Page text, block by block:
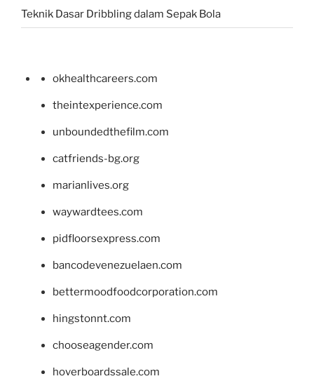
Teknik Dasar Dribbling dalam Sepak Bola
okhealthcareers.com
theintexperience.com
unboundedthefilm.com
catfriends-bg.org
marianlives.org
waywardtees.com
pidfloorsexpress.com
bancodevenezuelaen.com
bettermoodfoodcorporation.com
hingstonnt.com
chooseagender.com
hoverboardssale.com